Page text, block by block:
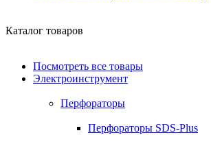
Каталог товаров
Посмотреть все товары
Электроинструмент
Перфораторы
Перфораторы SDS-Plus